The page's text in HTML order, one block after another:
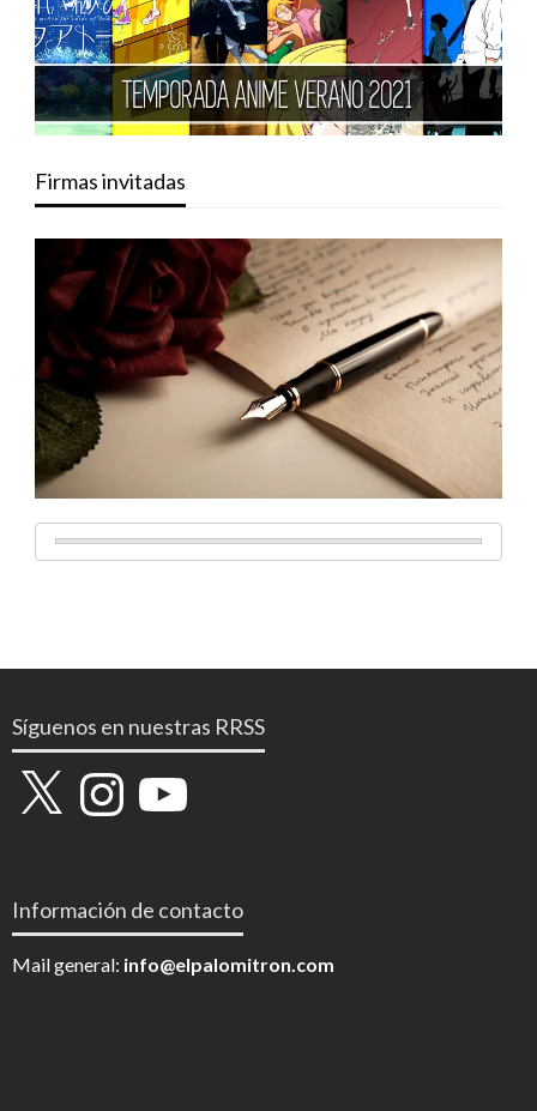
Firmas invitadas
Síguenos en nuestras RRSS
X InstagramYouTube
Información de contacto
Mail general: info@elpalomitron.com